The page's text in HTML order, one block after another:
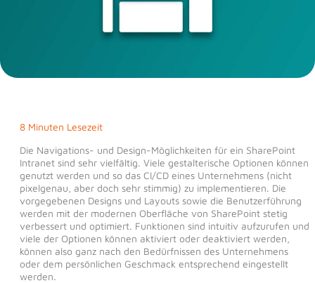
8 Minuten Lesezeit
Die Navigations- und Design-Möglichkeiten für ein SharePoint
Intranet sind sehr vielfältig. Viele gestalterische Optionen können
genutzt werden und so das CI/CD eines Unternehmens (nicht
pixelgenau, aber doch sehr stimmig) zu implementieren. Die
vorgegebenen Designs und Layouts sowie die Benutzerführung
werden mit der modernen Oberfläche von SharePoint stetig
verbessert und optimiert. Funktionen sind intuitiv aufzurufen und
viele der Optionen können aktiviert oder deaktiviert werden,
können also ganz nach den Bedürfnissen des Unternehmens
oder dem persönlichen Geschmack entsprechend eingestellt
werden.